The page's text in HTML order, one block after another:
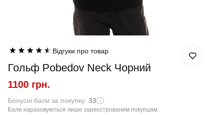
Відгуки про товар
Гольф Pobedov Neck Чорний
1100 грн.
Бонусні бали за покупку: 33
Бали нараховуються лише зареєстрованим покупцям.